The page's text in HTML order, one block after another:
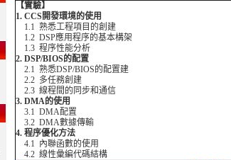
【實驗】
1. CCS開發環境的使用
1.1 熟悉工程項目的創建
1.2 DSP應用程序的基本構架
1.3 程序性能分析
2. DSP/BIOS的配置
2.1 熟悉DSP/BIOS的配置建
2.2 多任務創建
2.3 線程間的同步和通信
3. DMA的使用
3.1 DMA配置
3.2 DMA數據傳輸
4. 程序優化方法
4.1 內聯函數的使用
4.2 線性彙編代碼結構